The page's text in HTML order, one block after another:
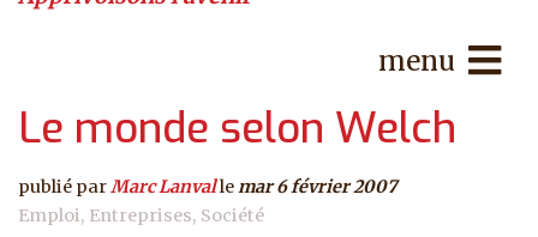
menu
Le monde selon Welch
publié parMarc Lanvallemar 6 février 2007
Emploi Entreprises Société